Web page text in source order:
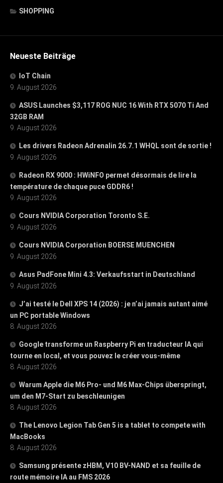
SHOPPING
Neueste Beiträge
IoT Chain
9. August 2026
ASUS Launches $3,117 ROG NUC 16 With RTX 5070 Ti And
32GB RAM
9. August 2026
Les drivers Radeon Adrenalin 26.7.1 WHQL sont de sortie !
9. August 2026
Radeon RX 9000 : HWiNFO permet désormais de lire la
température de chaque puce GDDR6 !
9. August 2026
Cours NVIDIA Corporation Toronto S.E.
9. August 2026
Cours NVIDIA Corporation BOERSE MUENCHEN
9. August 2026
Asus PadFone Mini 4.3: Verkaufsstart in Deutschland
9. August 2026
J’ai testé le Dell XPS 14 (2026) : je n’ai jamais autant aimé
un PC portable Windows
8. August 2026
Google transforme un Raspberry Pi en traducteur IA qui
tourne en local, et vous pouvez le créer vous-même
8. August 2026
Warum Apple die M6 Pro- und M6 Max-Chips überspringt,
um den M7-Start zu beschleunigen
8. August 2026
The Lenovo Legion Tab Gen 5 is a tablet to compete with
MacBooks
8. August 2026
Samsung présente zHBM, V10 BV-NAND et sa feuille de
route mémoire IA au FMS 2026